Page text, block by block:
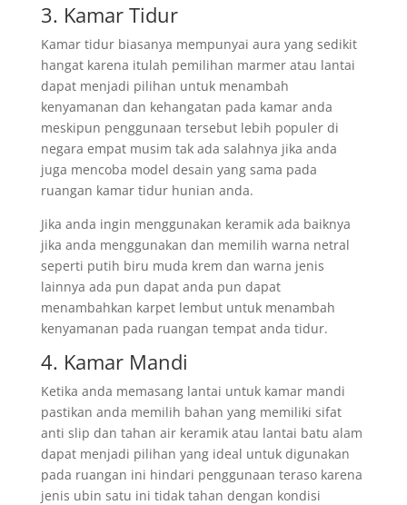
3. Kamar Tidur
Kamar tidur biasanya mempunyai aura yang sedikit
hangat karena itulah pemilihan marmer atau lantai
dapat menjadi pilihan untuk menambah
kenyamanan dan kehangatan pada kamar anda
meskipun penggunaan tersebut lebih populer di
negara empat musim tak ada salahnya jika anda
juga mencoba model desain yang sama pada
ruangan kamar tidur hunian anda.
Jika anda ingin menggunakan keramik ada baiknya
jika anda menggunakan dan memilih warna netral
seperti putih biru muda krem dan warna jenis
lainnya ada pun dapat anda pun dapat
menambahkan karpet lembut untuk menambah
kenyamanan pada ruangan tempat anda tidur.
4. Kamar Mandi
Ketika anda memasang lantai untuk kamar mandi
pastikan anda memilih bahan yang memiliki sifat
anti slip dan tahan air keramik atau lantai batu alam
dapat menjadi pilihan yang ideal untuk digunakan
pada ruangan ini hindari penggunaan teraso karena
jenis ubin satu ini tidak tahan dengan kondisi